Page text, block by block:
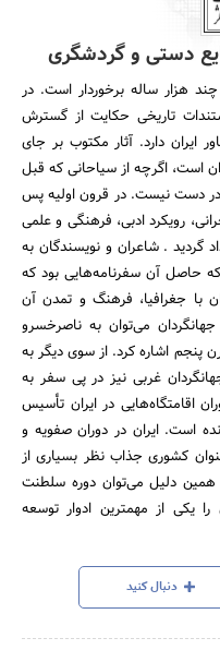
دستی و گردشگری
هزار ساله برخوردار است. در
تاریخی حکایت از گسترش
ایران دارد. آثار مکتوب‌ بر جای
است، اگرچه از سیاحانی که قبل
در دست نیست. در قرون اولیه پس
رویکرد ادبی، فرهنگی و علمی
گردید . شاعران و نویسندگان به
حاصل آن سفرنامه‌هایی بود که
با جغرافیا، فرهنگ و تمدن آن
می‌توان به ناصرخسرو
پنجم اشاره کرد. از سوی دیگر به
غربی نیز در پی سفر به
اقامتگاه‌هایی در ایران تأسیس
است. ایران در دوران صفویه و
کشوری جذاب نظر بسیاری از
همین دلیل می‌توان دوره سلطنت
یکی از مهمترین ادوار توسعه
دنبال کنید